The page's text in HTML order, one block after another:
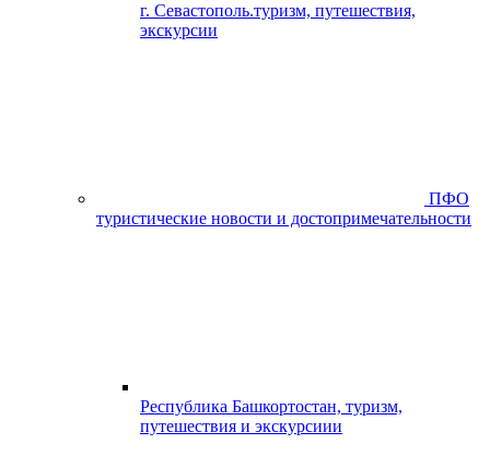
г. Севастополь.туризм, путешествия,
экскурсии
ПФО
туристические новости и достопримечательности
Республика Башкортостан, туризм,
путешествия и экскурсиии